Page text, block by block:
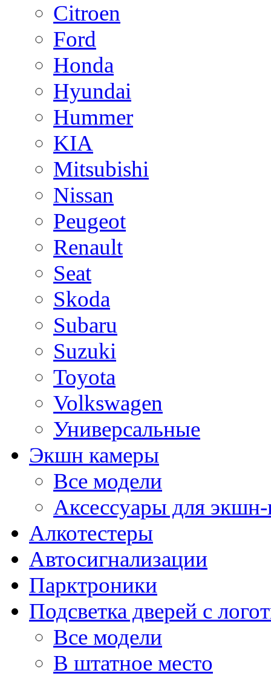
Citroen
Ford
Honda
Hyundai
Hummer
KIA
Mitsubishi
Nissan
Peugeot
Renault
Seat
Skoda
Subaru
Suzuki
Toyota
Volkswagen
Универсальные
Экшн камеры
Все модели
Аксессуары для
Алкотестеры
Автосигнализации
Парктроники
Подсветка дверей с
Все модели
В штатное место